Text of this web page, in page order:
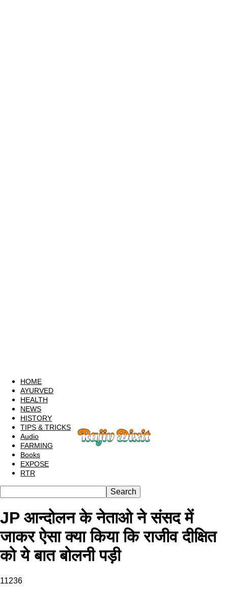
HOME
AYURVED
HEALTH
NEWS
HISTORY
TIPS & TRICKS
Audio
FARMING
Books
EXPOSE
RTR
JP आन्दोलन के नेताओ ने संसद में
जाकर ऐसा क्या किया कि राजीव दीक्षित
को ये बात बोलनी पड़ी
11236